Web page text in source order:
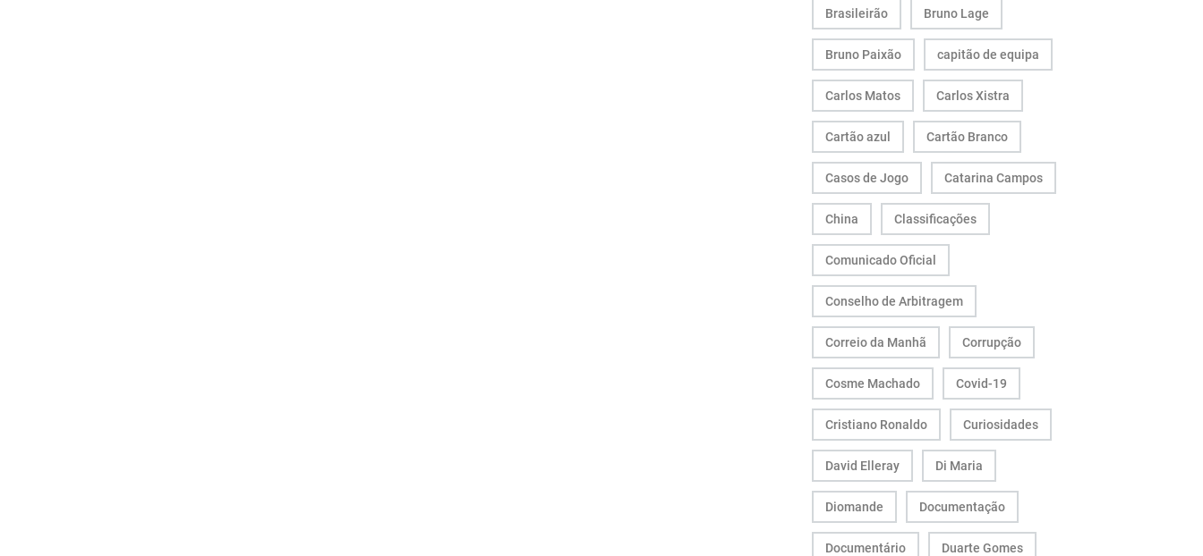
Brasileirão Bruno Lage
Bruno Paixão capitão de equipa
Carlos Matos Carlos Xistra
Cartão azul Cartão Branco
Casos de Jogo Catarina Campos
China Classificações
Comunicado Oficial
Conselho de Arbitragem
Correio da Manhã Corrupção
Cosme Machado Covid-19
Cristiano Ronaldo Curiosidades
David Elleray Di Maria
Diomande Documentação
Documentário Duarte Gomes